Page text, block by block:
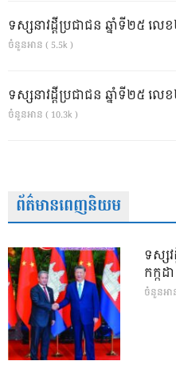
ទស្សនាវដ្ដីប្រជាជន ឆ្នាំទី២៥ ល
ចំនួនអាន ( 5.5k )
ទស្សនាវដ្ដីប្រជាជន ឆ្នាំទី២៥ ល
ចំនួនអាន ( 10.3k )
ព័ត៌មានពេញនិយម
ទស្ស
កក្កដ
ចំនួនអា